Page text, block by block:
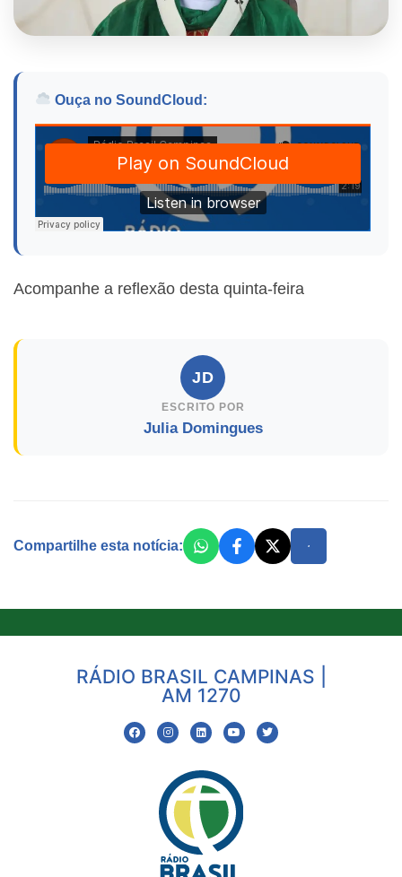
Ouça no SoundCloud:
Acompanhe a reflexão desta quinta-feira
JD
ESCRITO POR
Julia Domingues
Compartilhe esta notícia:
RÁDIO BRASIL CAMPINAS |
AM 1270